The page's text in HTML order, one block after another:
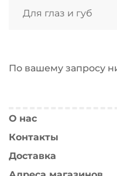
Для глаз и губ
По вашему запросу
О нас
Контакты
Доставка